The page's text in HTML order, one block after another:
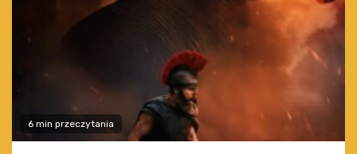
6 min przeczytania